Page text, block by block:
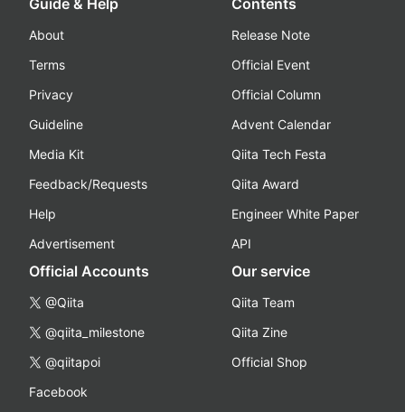
Guide & Help
About
Terms
Privacy
Guideline
Media Kit
Feedback/Requests
Help
Advertisement
Contents
Release Note
Official Event
Official Column
Advent Calendar
Qiita Tech Festa
Qiita Award
Engineer White Paper
API
Official Accounts
@Qiita
@qiita_milestone
@qiitapoi
Facebook
Our service
Qiita Team
Qiita Zine
Official Shop